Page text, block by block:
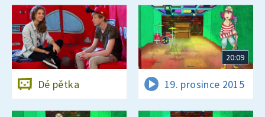
Dé pětka
20:09
19. prosince 2015